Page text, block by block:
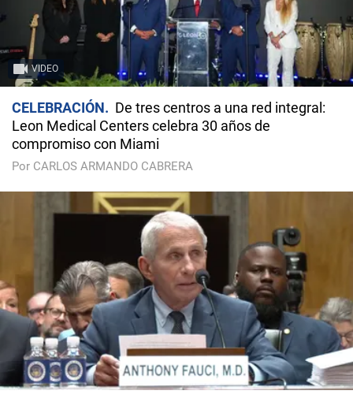
VIDEO
CELEBRACIÓN
De tres centros a una red integral:
Leon Medical Centers celebra 30 años de
compromiso con Miami
Por CARLOS ARMANDO CABRERA